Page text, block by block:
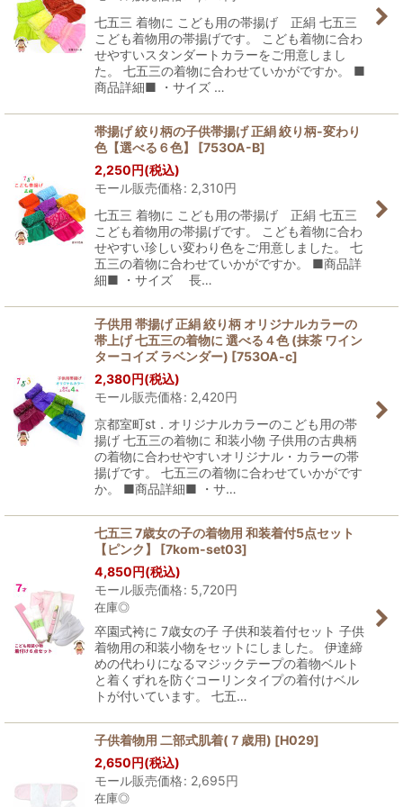
七五三 着物に こども用の帯揚げ 正絹 七五三
こども着物用の帯揚げです。 こども着物に合わ
せやすいスタンダートカラーをご用意しまし
た。 七五三の着物に合わせていかがですか。 ■
商品詳細■ ・サイズ …
帯揚げ 絞り柄の子供帯揚げ 正絹 絞り柄-変わり
色【選べる６色】
[753OA-B]
2,250円(税込)
モール販売価格: 2,310円
七五三 着物に こども用の帯揚げ 正絹 七五三
こども着物用の帯揚げです。 こども着物に合わ
せやすい珍しい変わり色をご用意しました。 七
五三の着物に合わせていかがですか。 ■商品詳
細■ ・サイズ 長…
子供用 帯揚げ 正絹 絞り柄 オリジナルカラーの
帯上げ 七五三の着物に 選べる４色 (抹茶 ワイン
ターコイズ ラベンダー) [753OA-c]
2,380円(税込)
モール販売価格: 2,420円
京都室町st．オリジナルカラーのこども用の帯
揚げ 七五三の着物に 和装小物 子供用の古典柄
の着物に合わせやすいオリジナル・カラーの帯
揚げです。 七五三の着物に合わせていかがです
か。 ■商品詳細■ ・サ…
七五三 7歳女の子の着物用 和装着付5点セット
【ピンク】
[7kom-set03]
4,850円(税込)
モール販売価格: 5,720円
在庫◎
卒園式袴に 7歳女の子 子供和装着付セット 子供
着物用の和装小物をセットにしました。 伊達締
めの代わりになるマジックテープの着物ベルト
と着くずれを防ぐコーリンタイプの着付けベル
トが付いています。 七五…
子供着物用 二部式肌着(７歳用) [H029]
2,650円(税込)
モール販売価格: 2,695円
在庫◎